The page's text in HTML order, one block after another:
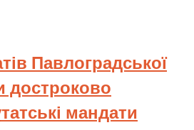
Павлоградської
достроково
мандати